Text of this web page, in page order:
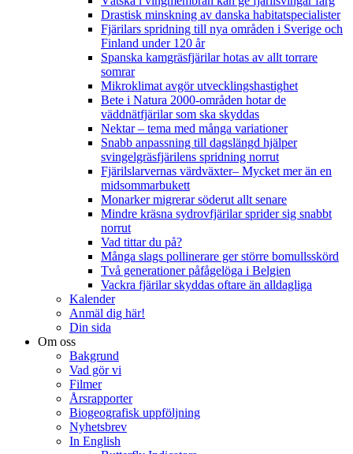
Drastisk minskning av danska habitatspecialister
Fjärilars spridning till nya områden i Sverige och
Finland under 120 år
Spanska kamgräsfjärilar hotas av allt torrare
somrar
Mikroklimat avgör utvecklingshastighet
Bete i Natura 2000-områden hotar de
väddnätfjärilar som ska skyddas
Nektar – tema med många variationer
Snabb anpassning till dagslängd hjälper
svingelgräsfjärilens spridning norrut
Fjärilslarvernas värdväxter– Mycket mer än en
midsommarbukett
Monarker migrerar söderut allt senare
Mindre kräsna sydrovfjärilar sprider sig snabbt
norrut
Vad tittar du på?
Många slags pollinerare ger större bomullsskörd
Två generationer påfågelöga i Belgien
Vackra fjärilar skyddas oftare än alldagliga
Kalender
Anmäl dig här!
Din sida
Om oss
Bakgrund
Vad gör vi
Filmer
Årsrapporter
Biogeografisk uppföljning
Nyhetsbrev
In English